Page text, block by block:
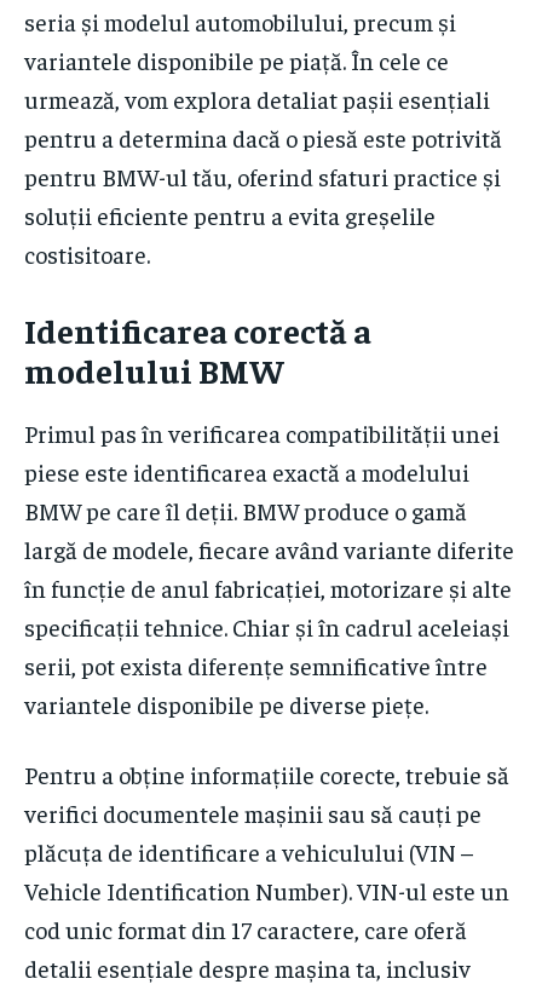
seria și modelul automobilului, precum și
variantele disponibile pe piață. În cele ce
urmează, vom explora detaliat pașii esențiali
pentru a determina dacă o piesă este potrivită
pentru BMW-ul tău, oferind sfaturi practice și
soluții eficiente pentru a evita greșelile
costisitoare.
Identificarea corectă a
modelului BMW
Primul pas în verificarea compatibilității unei
piese este identificarea exactă a modelului
BMW pe care îl deții. BMW produce o gamă
largă de modele, fiecare având variante diferite
în funcție de anul fabricației, motorizare și alte
specificații tehnice. Chiar și în cadrul aceleiași
serii, pot exista diferențe semnificative între
variantele disponibile pe diverse piețe.
Pentru a obține informațiile corecte, trebuie să
verifici documentele mașinii sau să cauți pe
plăcuța de identificare a vehiculului (VIN –
Vehicle Identification Number). VIN-ul este un
cod unic format din 17 caractere, care oferă
detalii esențiale despre mașina ta, inclusiv